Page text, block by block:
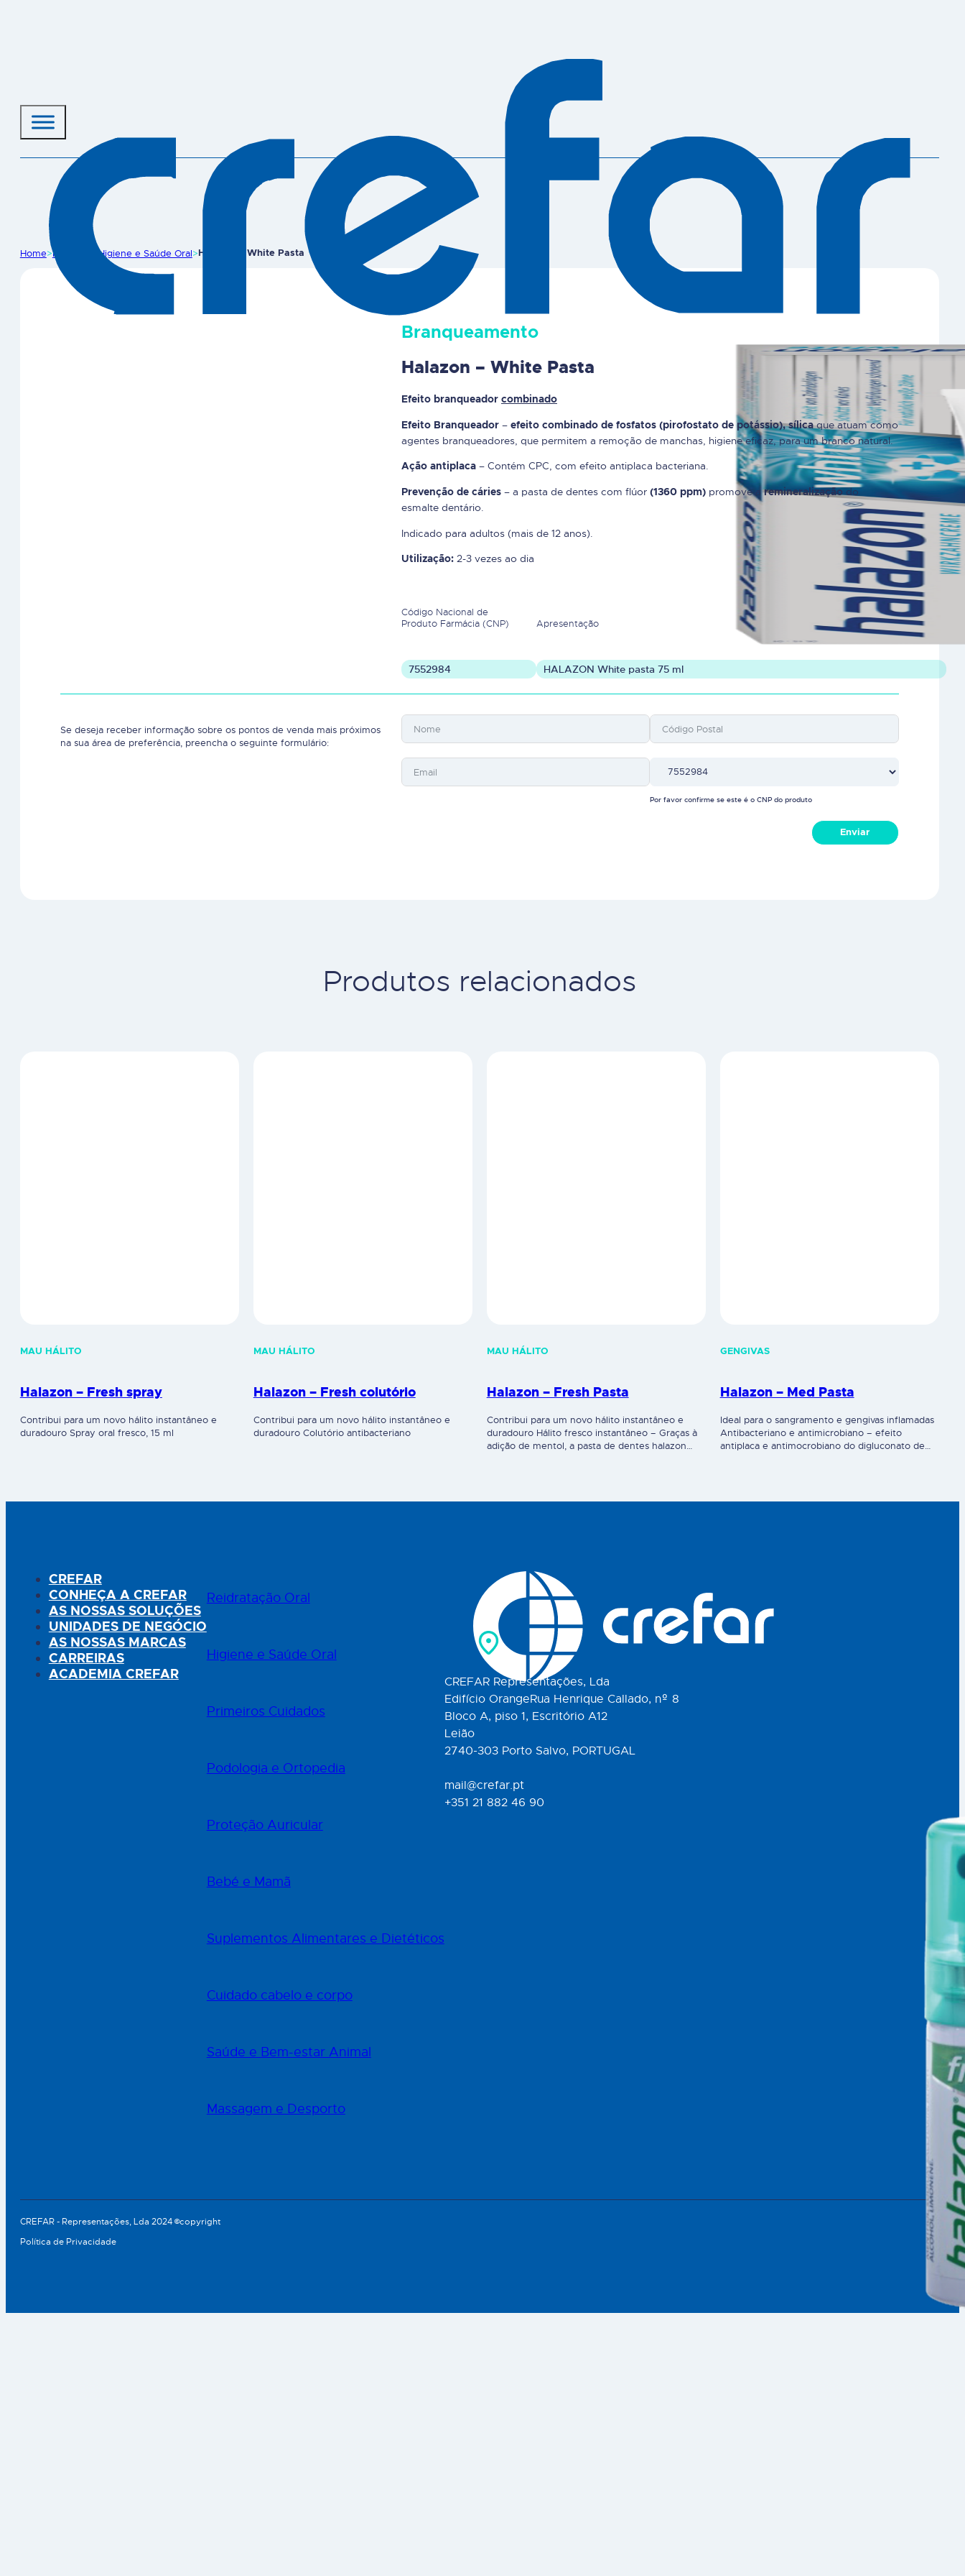
Home>Produtos Higiene e Saúde Oral> Halazon – White Pasta
Branqueamento
Halazon – White Pasta
Efeito branqueador combinado
Efeito Branqueador – efeito combinado de fosfatos (pirofostato de potássio), sílicaque atuam como
agentes branqueadores, que permitem a remoção de manchas, higiene eficaz, para um branco natural.
Ação antiplaca – Contém CPC, com efeito antiplaca bacteriana.
Prevenção de cáries – a pasta de dentes com flúor (1360 ppm) promove aremineralizaçãodo
esmalte dentário.
Indicado para adultos (mais de 12 anos).
Utilização: 2-3 vezes ao dia
Código Nacional de
Produto Farmácia (CNP)
Apresentação
7552984 HALAZON White pasta 75 ml
Se deseja receber informação sobre os pontos de venda mais próximos
na sua área de preferência, preencha o seguinte formulário:
Por favor confirme se este é o CNP do produto
Enviar
Produtos relacionados
MAU HÁLITO
Halazon – Fresh spray
Contribui para um novo hálito instantâneo e
duradouro Spray oral fresco, 15 ml
MAU HÁLITO
Halazon – Fresh colutório
Contribui para um novo hálito instantâneo e
duradouro Colutório antibacteriano
MAU HÁLITO
Halazon – Fresh Pasta
Contribui para um novo hálito instantâneo e
duradouro Hálito fresco instantâneo – Graças à
adição de mentol, a pasta de dentes halazon
GENGIVAS
Halazon – Med Pasta
Ideal para o sangramento e gengivas inflamadas
Antibacteriano e antimicrobiano – efeito
antiplaca e antimocrobiano do digluconato de
CREFAR
CONHEÇA A CREFAR
AS NOSSAS SOLUÇÕES
UNIDADES DE NEGÓCIO
AS NOSSAS MARCAS
CARREIRAS
ACADEMIA CREFAR
Reidratação Oral
Higiene e Saúde Oral
Primeiros Cuidados
Podologia e Ortopedia
Proteção Auricular
Bebé e Mamã
Suplementos Alimentares e Dietéticos
Cuidado cabelo e corpo
Saúde e Bem-estar Animal
Massagem e Desporto
CREFAR Representações, Lda
Edifício OrangeRua Henrique Callado, nº 8
Bloco A, piso 1, Escritório A12
Leião
2740-303 Porto Salvo, PORTUGAL
mail@crefar.pt
+351 21 882 46 90
CREFAR - Representações, Lda 2024 ©copyright
Política de Privacidade